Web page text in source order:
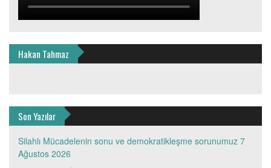
Hakan Tahmaz
Son Yazılar
Silahlı Mücadelenin sonu ve demokratikleşme sorunumuz 7
Ağustos 2026